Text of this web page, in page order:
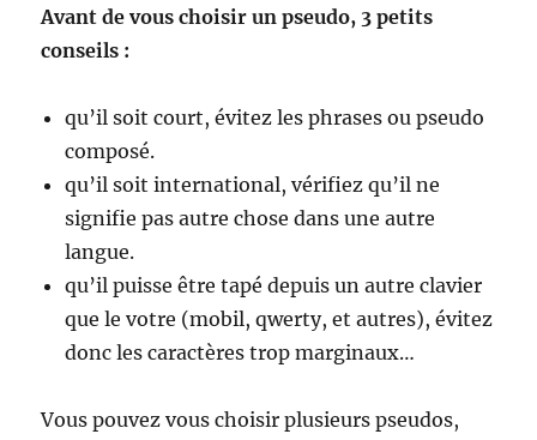
Avant de vous choisir un pseudo, 3 petits
conseils :
qu’il soit court, évitez les phrases ou pseudo
composé.
qu’il soit international, vérifiez qu’il ne
signifie pas autre chose dans une autre
langue.
qu’il puisse être tapé depuis un autre clavier
que le votre (mobil, qwerty, et autres), évitez
donc les caractères trop marginaux…
Vous pouvez vous choisir plusieurs pseudos,